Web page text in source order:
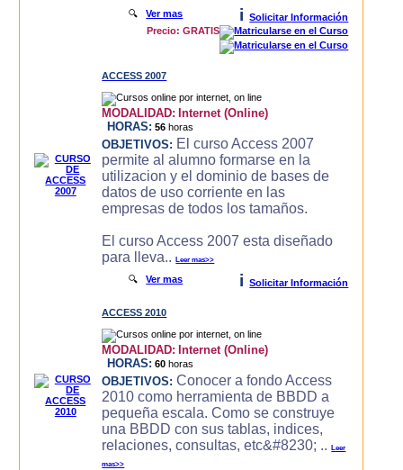
🔍Ver mas i
Solicitar Información
Precio: GRATIS
ACCESS 2007
MODALIDAD: Internet (Online)
HORAS: 56 horas
OBJETIVOS: El curso Access 2007
permite al alumno formarse en la
utilizacion y el dominio de bases de
datos de uso corriente en las
empresas de todos los tamaños.
El curso Access 2007 esta diseñado
para lleva..Leer mas>>
🔍Ver mas i Solicitar Información
ACCESS 2010
MODALIDAD: Internet (Online)
HORAS: 60 horas
OBJETIVOS: Conocer a fondo Access
2010 como herramienta de BBDD a
pequeña escala. Como se construye
una BBDD con sus tablas, indices,
relaciones, consultas, etc&#8230; ..Leer
mas>>